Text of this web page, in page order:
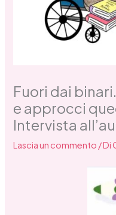
Fuori dai
e approcci
Intervista
Lascia un commento / Di